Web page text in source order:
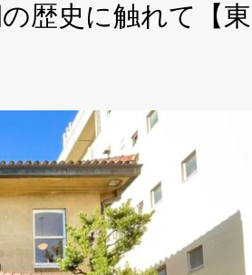
歴史に触れて【東